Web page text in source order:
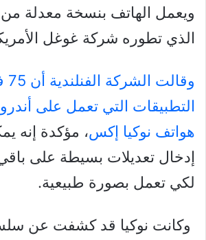
ويعمل الهاتف بنسخة معدلة من
الذي تطوره شركة غوغل
التطبيقات التي تعمل على
هواتف نوكيا إكس، مؤكدة إنه
إدخال تعديلات بسيطة على
لكي تعمل بصورة طبيعية.
وكانت نوكيا قد كشفت عن